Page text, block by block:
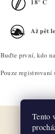
18° C
Až pět
Buďte první, kdo
Pouze
Tento